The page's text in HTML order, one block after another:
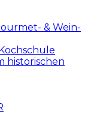
& Wein-
historischen